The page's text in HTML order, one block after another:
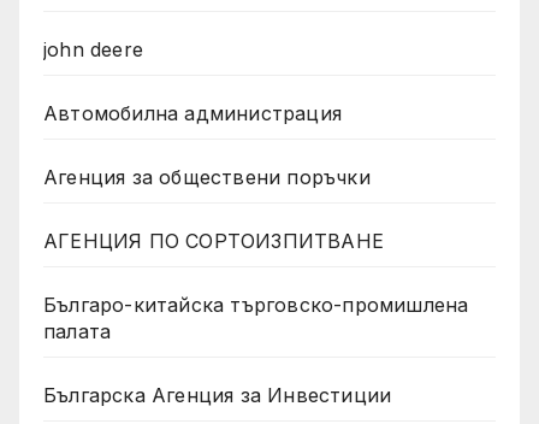
john deere
Автомобилна администрация
Агенция за обществени поръчки
АГЕНЦИЯ ПО СОРТОИЗПИТВАНЕ
Българо-китайска търговско-промишлена
палата
Българска Агенция за Инвестиции